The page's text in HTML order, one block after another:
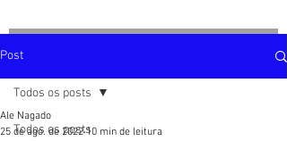
Post
Todos os posts
Todos os posts
Ale Nagado
25 de ago. de 2022 10 min de leitura